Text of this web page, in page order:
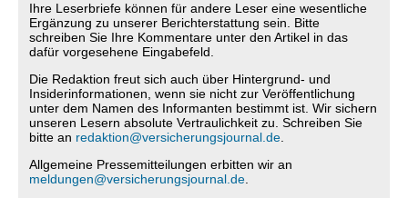
Ihre Leserbriefe können für andere Leser eine wesentliche
Ergänzung zu unserer Berichterstattung sein. Bitte
schreiben Sie Ihre Kommentare unter den Artikel in das
dafür vorgesehene Eingabefeld.
Die Redaktion freut sich auch über Hintergrund- und
Insiderinformationen, wenn sie nicht zur Veröffentlichung
unter dem Namen des Informanten bestimmt ist. Wir sichern
unseren Lesern absolute Vertraulichkeit zu. Schreiben Sie
bitte an redaktion@versicherungsjournal.de
Allgemeine Pressemitteilungen erbitten wir an
meldungen@versicherungsjournal.de